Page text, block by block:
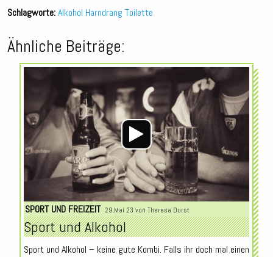
Schlagworte:Alkohol Harndrang Toilette
Ähnliche Beiträge:
Audio-
Player
SPORT UND FREIZEIT 29.Mai 23 von Theresa Durst
Sport und Alkohol
Sport und Alkohol – keine gute Kombi. Falls ihr doch mal einen